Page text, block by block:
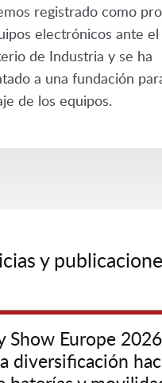
registrado como
electrónicos ante el
de Industria y se ha
a una fundación
de los equipos.
y
Show Europe
diversificación